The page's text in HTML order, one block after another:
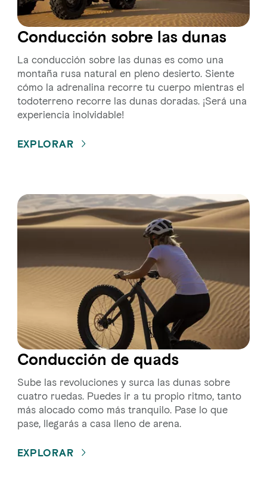
Conducción sobre las dunas
La conducción sobre las dunas es como una
montaña rusa natural en pleno desierto. Siente
cómo la adrenalina recorre tu cuerpo mientras el
todoterreno recorre las dunas doradas. ¡Será una
experiencia inolvidable!
EXPLORAR
Conducción de quads
Sube las revoluciones y surca las dunas sobre
cuatro ruedas. Puedes ir a tu propio ritmo, tanto
más alocado como más tranquilo. Pase lo que
pase, llegarás a casa lleno de arena.
EXPLORAR